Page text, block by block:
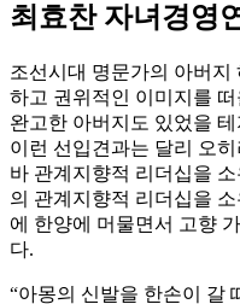
최효찬 자녀경영
조선시대 명문가의 아버지
하고 권위적인 이미지를
완고한 아버지도 있었을
이런 선입견과는 달리 오
바 관계지향적 리더십을
의 관계지향적 리더십을
에 한양에 머물면서 고향
다.
“아몽의 신발을 한손이 갈